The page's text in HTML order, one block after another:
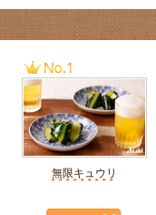
無限キュウリ